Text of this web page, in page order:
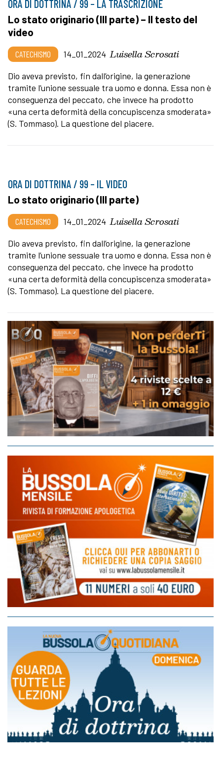
ORA DI DOTTRINA / 99 – LA TRASCRIZIONE
Lo stato originario (III parte) – Il testo del
video
CATECHISMO 14_01_2024 Luisella Scrosati
Dio aveva previsto, fin dall’origine, la generazione
tramite l’unione sessuale tra uomo e donna. Essa non è
conseguenza del peccato, che invece ha prodotto
«una certa deformità della concupiscenza smoderata»
(S. Tommaso). La questione del piacere.
ORA DI DOTTRINA / 99 – IL VIDEO
Lo stato originario (III parte)
CATECHISMO 14_01_2024 Luisella Scrosati
Dio aveva previsto, fin dall’origine, la generazione
tramite l’unione sessuale tra uomo e donna. Essa non è
conseguenza del peccato, che invece ha prodotto
«una certa deformità della concupiscenza smoderata»
(S. Tommaso). La questione del piacere.